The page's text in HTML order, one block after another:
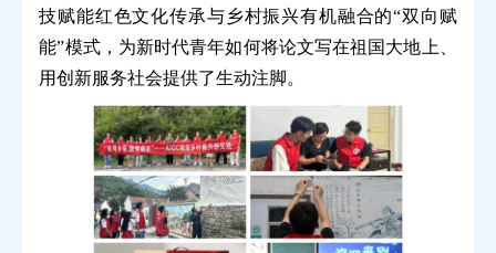
技赋能红色文化传承与乡村振兴有机融合的“双向赋
能”模式，为新时代青年如何将论文写在祖国大地上、
用创新服务社会提供了生动注脚。